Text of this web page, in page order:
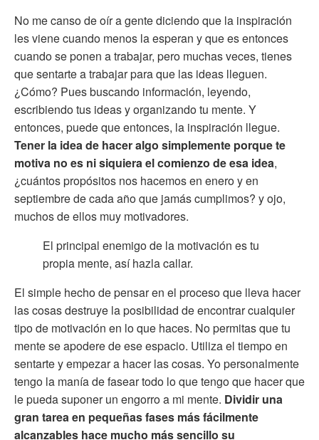
No me canso de oír a gente diciendo que la inspiración
les viene cuando menos la esperan y que es entonces
cuando se ponen a trabajar, pero muchas veces, tienes
que sentarte a trabajar para que las ideas lleguen.
¿Cómo? Pues buscando información, leyendo,
escribiendo tus ideas y organizando tu mente. Y
entonces, puede que entonces, la inspiración llegue.
Tener la idea de hacer algo simplemente porque te
motiva no es ni siquiera el comienzo de esa idea,
¿cuántos propósitos nos hacemos en enero y en
septiembre de cada año que jamás cumplimos? y ojo,
muchos de ellos muy motivadores.
El principal enemigo de la motivación es tu
propia mente, así hazla callar.
El simple hecho de pensar en el proceso que lleva hacer
las cosas destruye la posibilidad de encontrar cualquier
tipo de motivación en lo que haces. No permitas que tu
mente se apodere de ese espacio. Utiliza el tiempo en
sentarte y empezar a hacer las cosas. Yo personalmente
tengo la manía de fasear todo lo que tengo que hacer que
le pueda suponer un engorro a mi mente. Dividir una
gran tarea en pequeñas fases más fácilmente
alcanzables hace mucho más sencillo su